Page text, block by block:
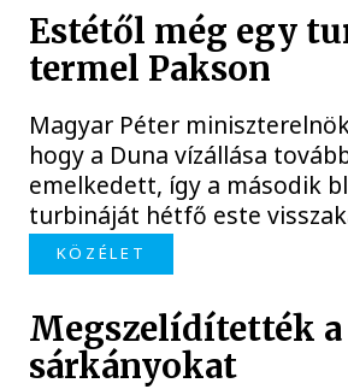
Estétől még egy
termel Pakson
Magyar Péter
hogy a Duna vízállása
emelkedett, így a második
turbináját hétfő este
KÖZÉLET
Megszelídítették a
sárkányokat